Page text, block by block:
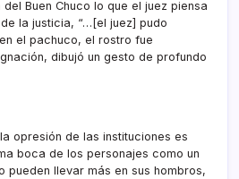
Buen Chuco lo que el juez piensa
la justicia, “…[el juez] pudo
el pachuco, el rostro fue
dibujó un gesto de profundo
opresión de las instituciones es
boca de los personajes como un
pueden llevar más en sus hombros,